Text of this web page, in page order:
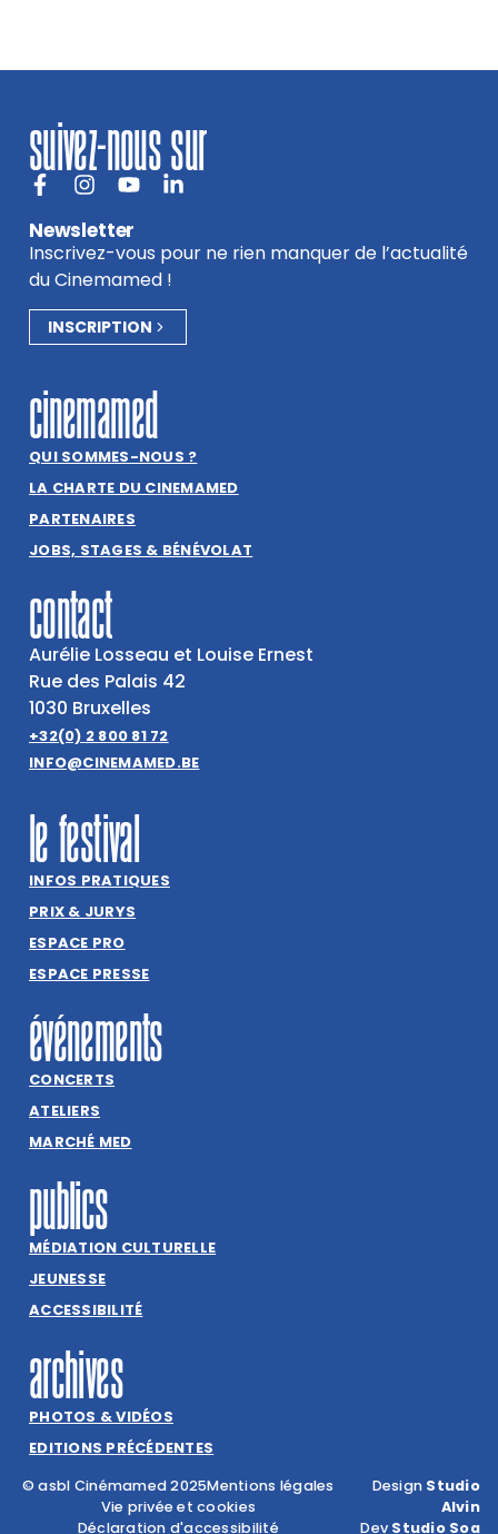
suivez-nous sur
Newsletter
Inscrivez-vous pour ne rien manquer de l’actualité
du Cinemamed !
INSCRIPTION
cinemamed
QUI SOMMES-NOUS ?
LA CHARTE DU CINEMAMED
PARTENAIRES
JOBS, STAGES & BÉNÉVOLAT
contact
Aurélie Losseau et Louise Ernest
Rue des Palais 42
1030 Bruxelles
+32(0) 2 800 81 72
INFO@CINEMAMED.BE
le festival
INFOS PRATIQUES
PRIX & JURYS
ESPACE PRO
ESPACE PRESSE
événements
CONCERTS
ATELIERS
MARCHÉ MED
publics
MÉDIATION CULTURELLE
JEUNESSE
ACCESSIBILITÉ
archives
PHOTOS & VIDÉOS
EDITIONS PRÉCÉDENTES
© asbl Cinémamed 2025Mentions légales
Vie privée et cookies
Déclaration d'accessibilité
Design Studio
Alvin
Dev Studio Soa